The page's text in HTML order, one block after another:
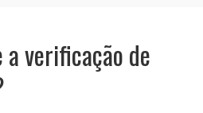
a verificação de